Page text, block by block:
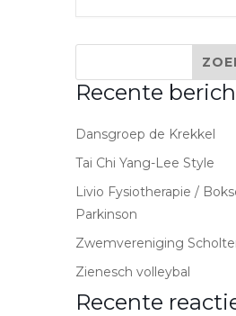
Recente
Dansgroep de Krekkel
Tai Chi Yang-Lee Style
Livio Fysiotherapie /
Parkinson
Zwemvereniging
Zienesch volleybal
Recente